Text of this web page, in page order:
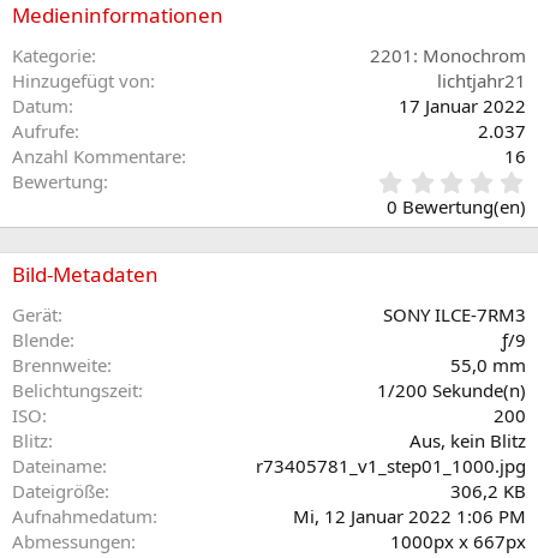
Medieninformationen
Kategorie
2201: Monochrom
Hinzugefügt von
lichtjahr21
Datum
17 Januar 2022
Aufrufe
2.037
Anzahl Kommentare
16
Bewertung
0
0
0 Bewertung(en)
Bild-Metadaten
Gerät
SONY ILCE-7RM3
Blende
ƒ/9
Brennweite
55,0 mm
Belichtungszeit
1/200 Sekunde(n)
ISO
200
Blitz
Aus, kein Blitz
Dateiname
r73405781_v1_step01_1000.jpg
Dateigröße
306,2 KB
Aufnahmedatum
Mi, 12 Januar 2022 1:06 PM
Abmessungen
1000px x 667px